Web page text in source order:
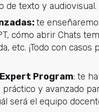
de texto y audiovisual.
te
cómo abrir Chats
etc. ¡Todo con
Program: te
y avanzado
será el equipo